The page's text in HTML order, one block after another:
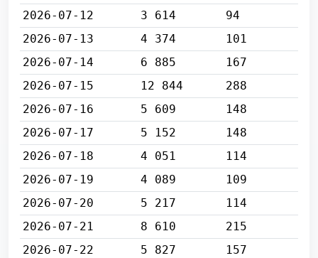
2026-07-12
3 614
94
2026-07-13
4 374
101
2026-07-14
6 885
167
2026-07-15
12 844
288
2026-07-16
5 609
148
2026-07-17
5 152
148
2026-07-18
4 051
114
2026-07-19
4 089
109
2026-07-20
5 217
114
2026-07-21
8 610
215
2026-07-22
5 827
157